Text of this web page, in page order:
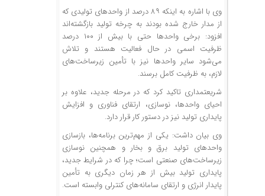
وی با اشاره به اینکه ۸۹ درصد از واحد‌های تولیدی که
از مدار خارج شده بودند به چرخه تولید بازگشته‌اند
افزود: برخی واحد‌ها حتی با بیش از ۱۰۰ درصد
ظرفیت اسمی در حال فعالیت هستند و تلاش
می‌شود سایر واحد‌ها نیز با تأمین زیرساخت‌های
لازم، به ظرفیت کامل برسند.
شریعتمداری تاکید کرد که در مرحله جدید، علاوه بر
احیای واحدها، نوسازی، ارتقای فناوری و افزایش
پایداری تولید نیز در دستور کار قرار دارد.
وی بیان داشت: یکی از مهم‌ترین برنامه‌ها، بازسازی
واحد‌های تولید برق و بخار و همچنین نوسازی
زیرساخت‌های صنعتی است؛ چرا که در شرایط جدید،
پایداری تولید بیش از هر زمان دیگری به تأمین
پایدار انرژی و ارتقای سامانه‌های کنترلی وابسته است.